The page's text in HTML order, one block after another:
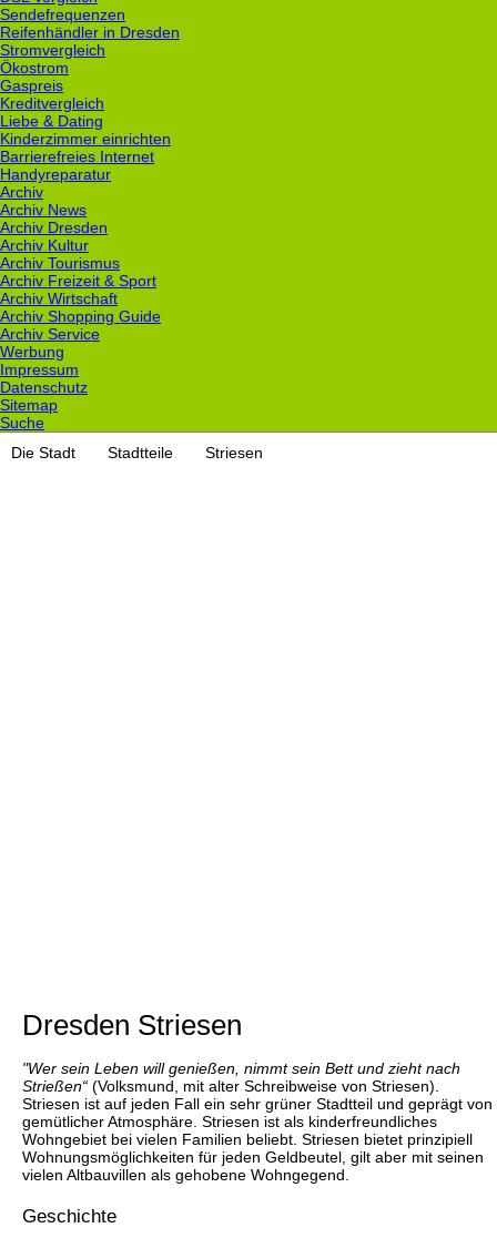
Sendefrequenzen
Reifenhändler in Dresden
Stromvergleich
Ökostrom
Gaspreis
Kreditvergleich
Liebe & Dating
Kinderzimmer einrichten
Barrierefreies Internet
Handyreparatur
Archiv
Archiv News
Archiv Dresden
Archiv Kultur
Archiv Tourismus
Archiv Freizeit & Sport
Archiv Wirtschaft
Archiv Shopping Guide
Archiv Service
Werbung
Impressum
Datenschutz
Sitemap
Suche
Die Stadt
Stadtteile Striesen
Dresden Striesen
"Wer sein Leben will genießen, nimmt sein Bett und zieht nach
Strießen“ (Volksmund, mit alter Schreibweise von Striesen).
Striesen ist auf jeden Fall ein sehr grüner Stadtteil und geprägt von
gemütlicher Atmosphäre. Striesen ist als kinderfreundliches
Wohngebiet bei vielen Familien beliebt. Striesen bietet prinzipiell
Wohnungsmöglichkeiten für jeden Geldbeutel, gilt aber mit seinen
vielen Altbauvillen als gehobene Wohngegend.
Geschichte